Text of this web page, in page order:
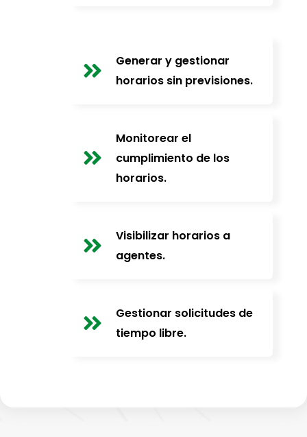
Generar y gestionar
horarios sin previsiones.
Monitorear el
cumplimiento de los
horarios.
Visibilizar horarios a
agentes.
Gestionar solicitudes de
tiempo libre.